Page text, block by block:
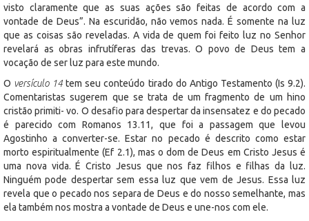
visto claramente que as suas ações são feitas de acordo com a
vontade de Deus”. Na escuridão, não vemos nada. É somente na luz
que as coisas são reveladas. A vida de quem foi feito luz no Senhor
revelará as obras infrutíferas das trevas. O povo de Deus tem a
vocação de ser luz para este mundo.
O versículo 14 tem seu conteúdo tirado do Antigo Testamento (Is 9.2).
Comentaristas sugerem que se trata de um fragmento de um hino
cristão primiti- vo. O desafio para despertar da insensatez e do pecado
é parecido com Romanos 13.11, que foi a passagem que levou
Agostinho a converter-se. Estar no pecado é descrito como estar
morto espiritualmente (Ef 2.1), mas o dom de Deus em Cristo Jesus é
uma nova vida. É Cristo Jesus que nos faz filhos e filhas da luz.
Ninguém pode despertar sem essa luz que vem de Jesus. Essa luz
revela que o pecado nos separa de Deus e do nosso semelhante, mas
ela também nos mostra a vontade de Deus e une-nos com ele.